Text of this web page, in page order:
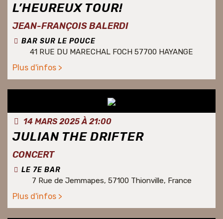
L’HEUREUX TOUR!
JEAN-FRANÇOIS BALERDI
BAR SUR LE POUCE
41 RUE DU MARECHAL FOCH 57700 HAYANGE
Plus d'infos >
14 MARS 2025 À 21:00
JULIAN THE DRIFTER
CONCERT
LE 7E BAR
7 Rue de Jemmapes, 57100 Thionville, France
Plus d'infos >